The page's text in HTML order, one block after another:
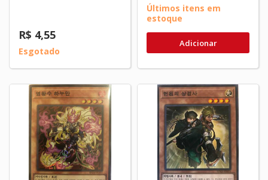
R$ 4,55
Esgotado
Últimos itens em
estoque
Adicionar